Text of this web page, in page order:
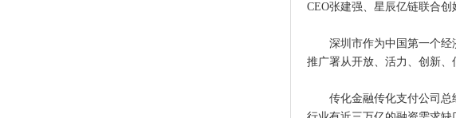
CEO张建强、星辰亿链联合
深圳市作为中国第一个经济
推广署从开放、活力、创新、
传化金融传化支付公司总经